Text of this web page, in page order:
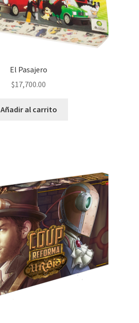
El Pasajero
$17,700.00
Añadir al carrito